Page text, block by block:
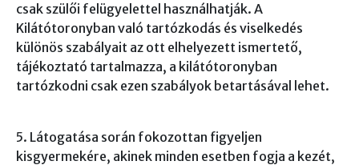
csak szülői felügyelettel használhatják. A
Kilátótoronyban való tartózkodás és viselkedés
különös szabályait az ott elhelyezett ismertető,
tájékoztató tartalmazza, a kilátótoronyban
tartózkodni csak ezen szabályok betartásával lehet.
5. Látogatása során fokozottan figyeljen
kisgyermekére, akinek minden esetben fogja a kezét,